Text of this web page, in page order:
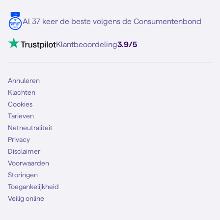
5G internet
Mobiel internet
Mobiel abonnement
Contact
VoLTE 4G bellen
Al 37 keer de beste volgens de Consumentenbond
Klantbeoordeling3.9/5
Annuleren
Klachten
Cookies
Tarieven
Netneutraliteit
Privacy
Disclaimer
Voorwaarden
Storingen
Toegankelijkheid
Veilig online